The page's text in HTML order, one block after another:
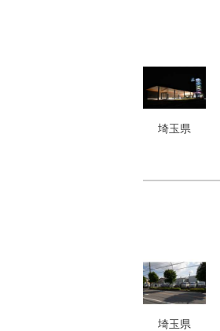
埼玉県
埼玉県